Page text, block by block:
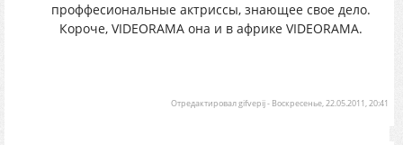
проффесиональные актриссы, знающее свое дело.
Короче, VIDEORAMA она и в африке VIDEORAMA.
Отредактировалgifvepij- Воскресенье, 22.05.2011, 20:41